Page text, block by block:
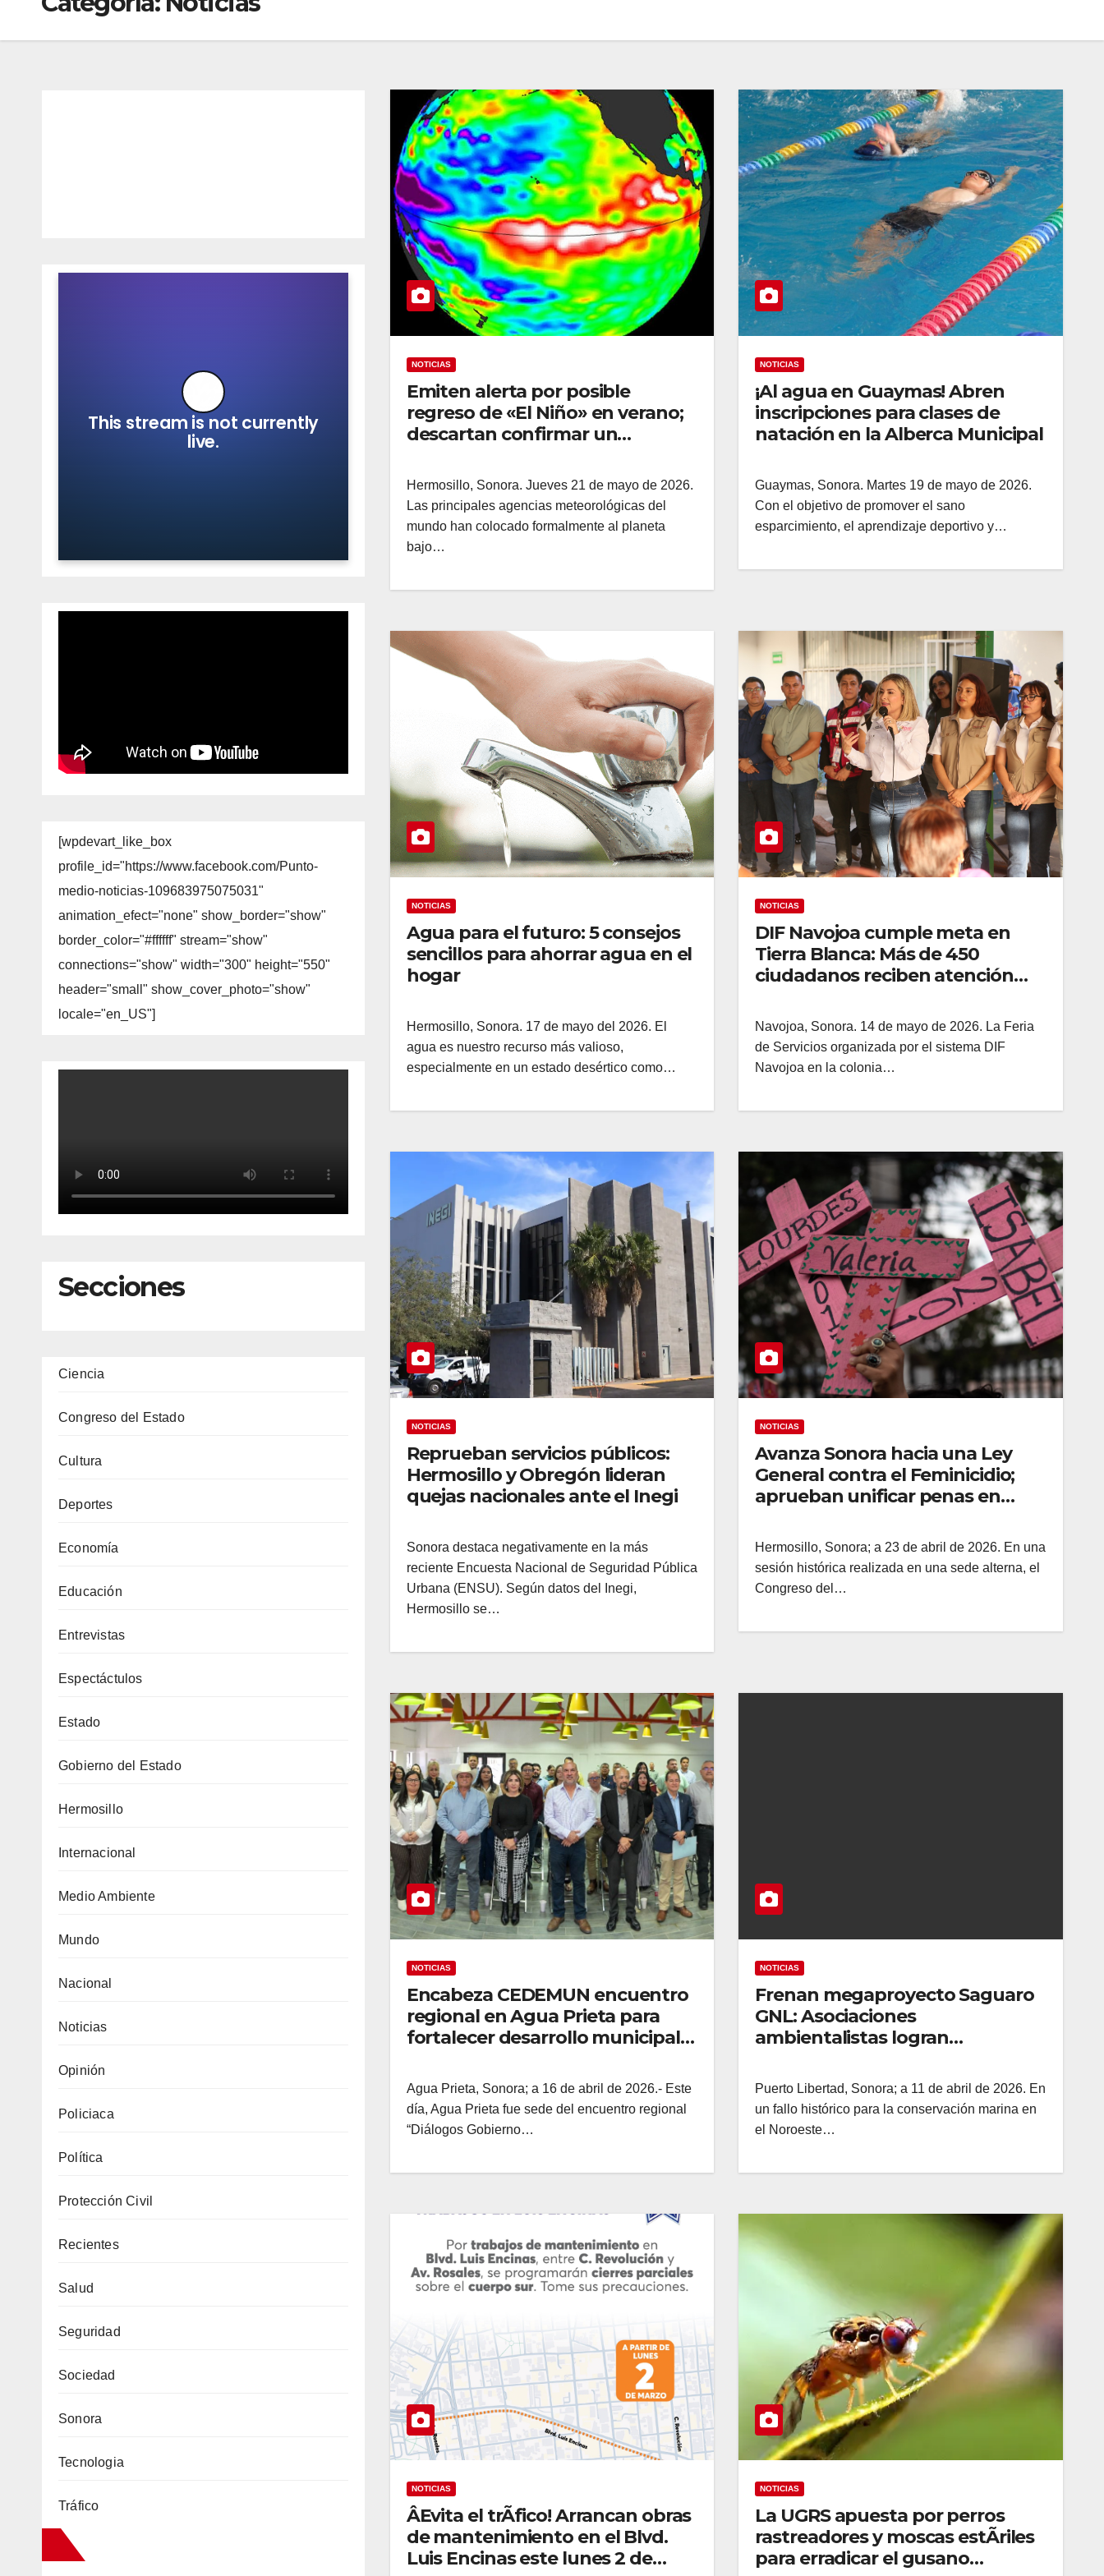
[wpdevart_like_box
profile_id="https://www.facebook.com/Punto-
medio-noticias-109683975075031"
animation_efect="none" show_border="show"
border_color="#ffffff" stream="show"
connections="show" width="300" height="550"
header="small" show_cover_photo="show"
locale="en_US"]
Secciones
Ciencia
Congreso del Estado
Cultura
Deportes
Economía
Educación
Entrevistas
Espectáctulos
Estado
Gobierno del Estado
Hermosillo
Internacional
Medio Ambiente
Mundo
Nacional
Noticias
Opinión
Policiaca
Política
Protección Civil
Recientes
Salud
Seguridad
Sociedad
Sonora
Tecnologia
Tráfico
NOTICIAS
Emiten alerta por posible
regreso de «El Niño» en verano;
descartan confirmar un
Hermosillo, Sonora. Jueves 21 de mayo de 2026.
Las principales agencias meteorológicas del
mundo han colocado formalmente al planeta
bajo…
NOTICIAS
¡Al agua en Guaymas! Abren
inscripciones para clases de
natación en la Alberca Municipal
Guaymas, Sonora. Martes 19 de mayo de 2026.
Con el objetivo de promover el sano
esparcimiento, el aprendizaje deportivo y…
NOTICIAS
Agua para el futuro: 5 consejos
sencillos para ahorrar agua en el
hogar
Hermosillo, Sonora. 17 de mayo del 2026. El
agua es nuestro recurso más valioso,
especialmente en un estado desértico como…
NOTICIAS
DIF Navojoa cumple meta en
Tierra Blanca: Más de 450
ciudadanos reciben atención
Navojoa, Sonora. 14 de mayo de 2026. La Feria
de Servicios organizada por el sistema DIF
Navojoa en la colonia…
NOTICIAS
Reprueban servicios públicos:
Hermosillo y Obregón lideran
quejas nacionales ante el Inegi
Sonora destaca negativamente en la más
reciente Encuesta Nacional de Seguridad Pública
Urbana (ENSU). Según datos del Inegi,
Hermosillo se…
NOTICIAS
Avanza Sonora hacia una Ley
General contra el Feminicidio;
aprueban unificar penas en
Hermosillo, Sonora; a 23 de abril de 2026. En una
sesión histórica realizada en una sede alterna, el
Congreso del…
NOTICIAS
Encabeza CEDEMUN encuentro
regional en Agua Prieta para
fortalecer desarrollo municipal
Agua Prieta, Sonora; a 16 de abril de 2026.- Este
día, Agua Prieta fue sede del encuentro regional
“Diálogos Gobierno…
NOTICIAS
Frenan megaproyecto Saguaro
GNL: Asociaciones
ambientalistas logran
ballenas
Puerto Libertad, Sonora; a 11 de abril de 2026. En
un fallo histórico para la conservación marina en
el Noroeste…
NOTICIAS
ÂEvita el trÃfico! Arrancan obras
de mantenimiento en el Blvd.
Luis Encinas este lunes 2 de
NOTICIAS
La UGRS apuesta por perros
rastreadores y moscas estÃriles
para erradicar el gusano